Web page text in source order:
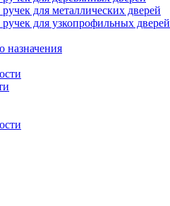
для металлических дверей
для узкопрофильных дверей
назначения